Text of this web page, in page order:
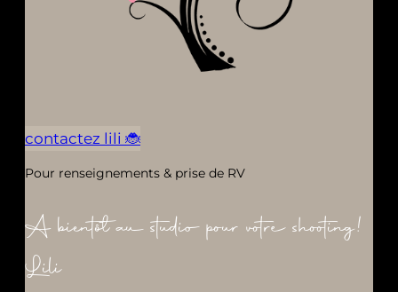
contactez lili 🐞
Pour renseignements & prise de RV
A bientôt au studio pour votre shooting!
Lili